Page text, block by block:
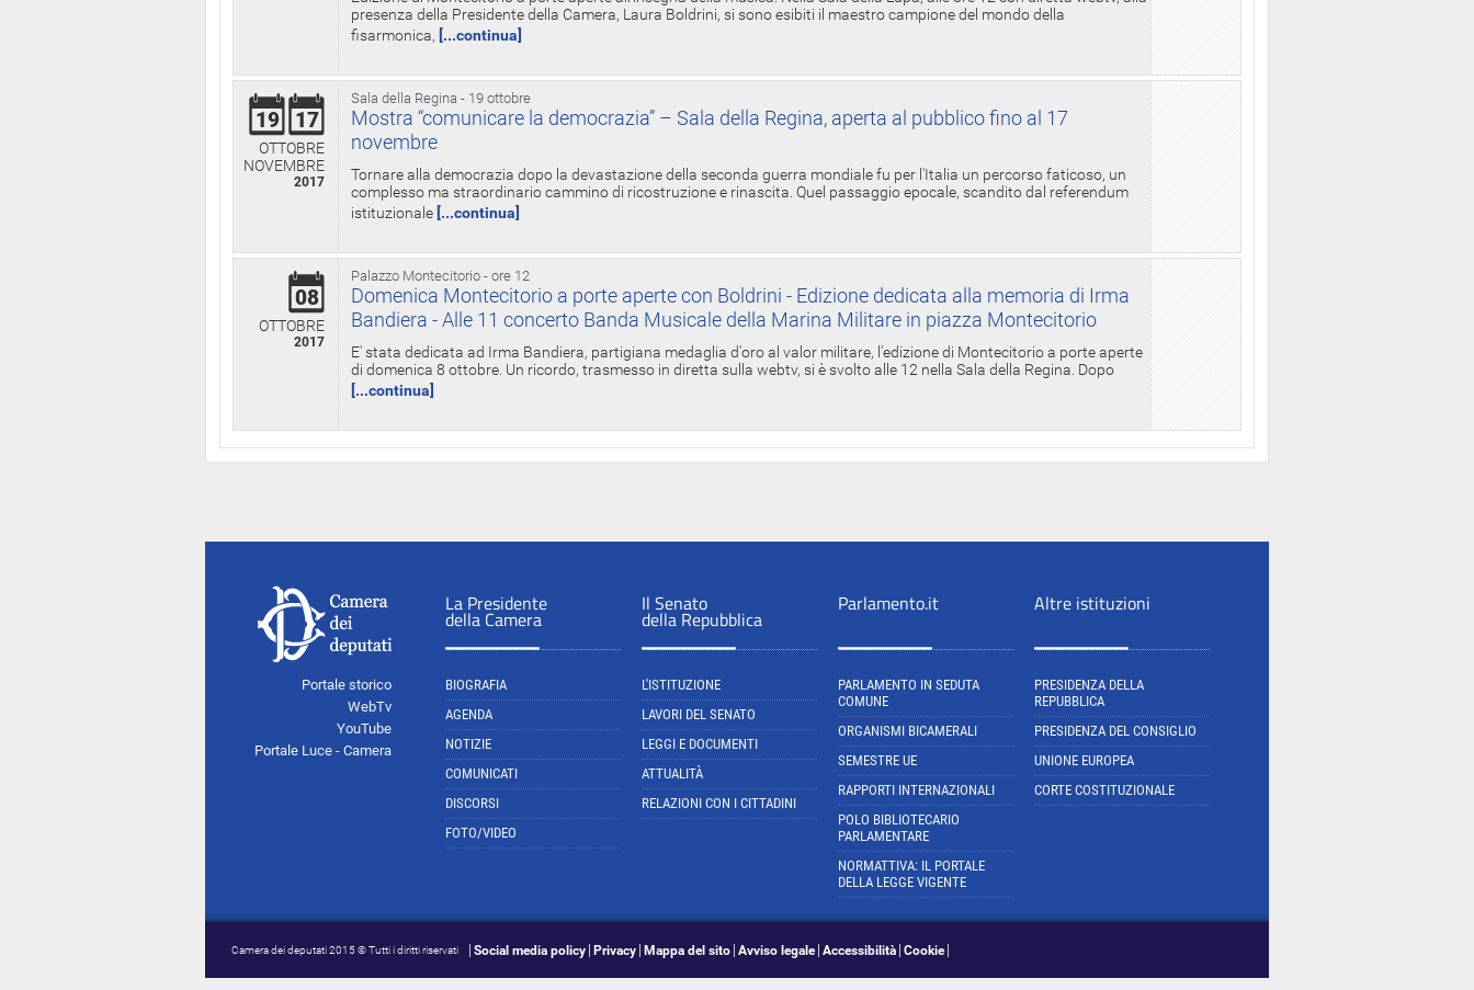
presenza della Presidente della Camera, Laura Boldrini, si sono esibiti il maestro campione del mondo della
fisarmonica, [...continua]
Sala della Regina - 19 ottobre
19 17
OTTOBRE
NOVEMBRE
2017
Mostra “comunicare la democrazia” – Sala della Regina, aperta al pubblico fino al 17
novembre
Tornare alla democrazia dopo la devastazione della seconda guerra mondiale fu per l'Italia un percorso faticoso, un
complesso ma straordinario cammino di ricostruzione e rinascita. Quel passaggio epocale, scandito dal referendum
istituzionale [...continua]
Palazzo Montecitorio - ore 12
08
OTTOBRE
2017
Domenica Montecitorio a porte aperte con Boldrini - Edizione dedicata alla memoria di Irma
Bandiera - Alle 11 concerto Banda Musicale della Marina Militare in piazza Montecitorio
E' stata dedicata ad Irma Bandiera, partigiana medaglia d'oro al valor militare, l'edizione di Montecitorio a porte aperte
di domenica 8 ottobre. Un ricordo, trasmesso in diretta sulla webtv, si è svolto alle 12 nella Sala della Regina. Dopo
[...continua]
Portale storico
WebTv
YouTube
Portale Luce - Camera
La Presidente
della Camera
BIOGRAFIA
AGENDA
NOTIZIE
COMUNICATI
DISCORSI
FOTO/VIDEO
Il Senato
della Repubblica
L'ISTITUZIONE
LAVORI DEL SENATO
LEGGI E DOCUMENTI
ATTUALITÀ
RELAZIONI CON I CITTADINI
Parlamento.it
PARLAMENTO IN SEDUTA
COMUNE
ORGANISMI BICAMERALI
SEMESTRE UE
RAPPORTI INTERNAZIONALI
POLO BIBLIOTECARIO
PARLAMENTARE
NORMATTIVA: IL PORTALE
DELLA LEGGE VIGENTE
Altre istituzioni
PRESIDENZA DELLA
REPUBBLICA
PRESIDENZA DEL CONSIGLIO
UNIONE EUROPEA
CORTE COSTITUZIONALE
Camera dei deputati 2015 © Tutti i diritti riservati Social media policy Privacy Mappa del sito Avviso legale Accessibilità Cookie